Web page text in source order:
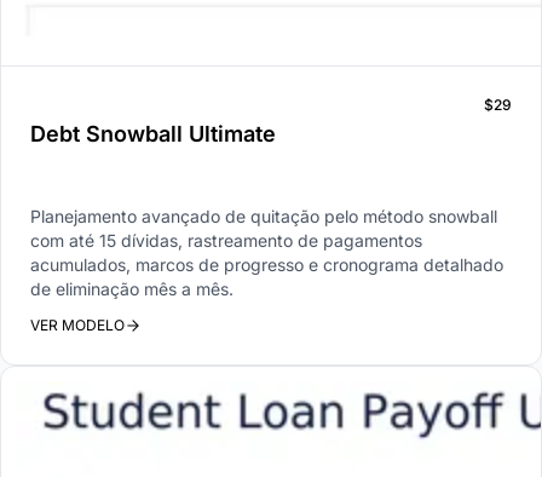
Debt Snowball Ultimate
$29
Planejamento avançado de quitação pelo método snowball
com até 15 dívidas, rastreamento de pagamentos
acumulados, marcos de progresso e cronograma detalhado
de eliminação mês a mês.
VER MODELO